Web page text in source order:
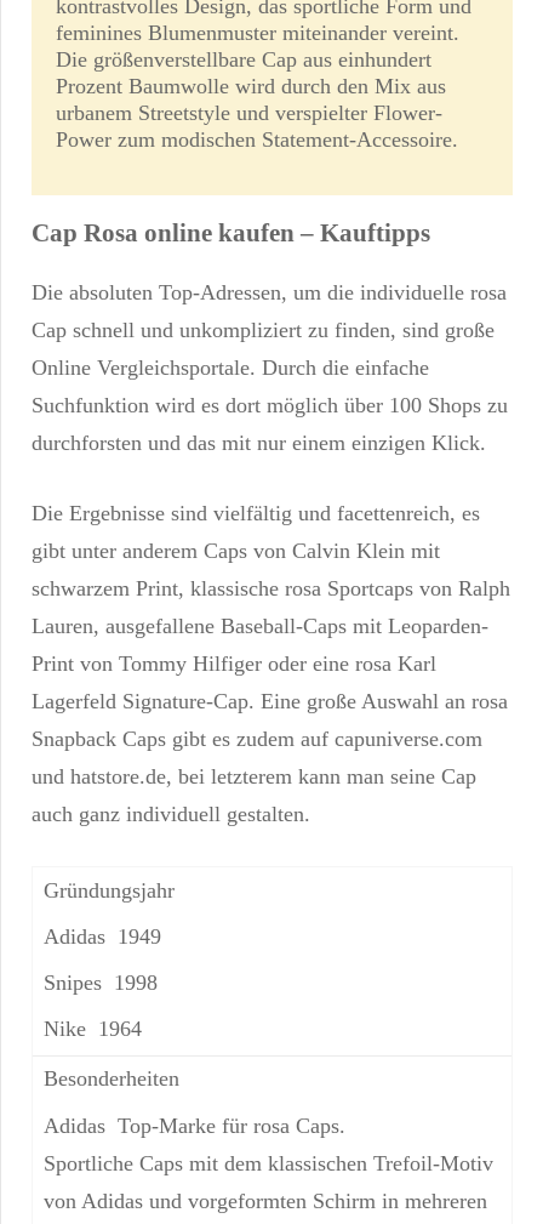
kontrastvolles Design, das sportliche Form und
feminines Blumenmuster miteinander vereint.
Die größenverstellbare Cap aus einhundert
Prozent Baumwolle wird durch den Mix aus
urbanem Streetstyle und verspielter Flower-
Power zum modischen Statement-Accessoire.
Cap Rosa online kaufen – Kauftipps
Die absoluten Top-Adressen, um die individuelle rosa
Cap schnell und unkompliziert zu finden, sind große
Online Vergleichsportale. Durch die einfache
Suchfunktion wird es dort möglich über 100 Shops zu
durchforsten und das mit nur einem einzigen Klick.
Die Ergebnisse sind vielfältig und facettenreich, es
gibt unter anderem Caps von Calvin Klein mit
schwarzem Print, klassische rosa Sportcaps von Ralph
Lauren, ausgefallene Baseball-Caps mit Leoparden-
Print von Tommy Hilfiger oder eine rosa Karl
Lagerfeld Signature-Cap. Eine große Auswahl an rosa
Snapback Caps gibt es zudem auf capuniverse.com
und hatstore.de, bei letzterem kann man seine Cap
auch ganz individuell gestalten.
Gründungsjahr
1949
1998
1964
Besonderheiten
Top-Marke für rosa Caps.
Sportliche Caps mit dem klassischen Trefoil-Motiv
von Adidas und vorgeformten Schirm in mehreren